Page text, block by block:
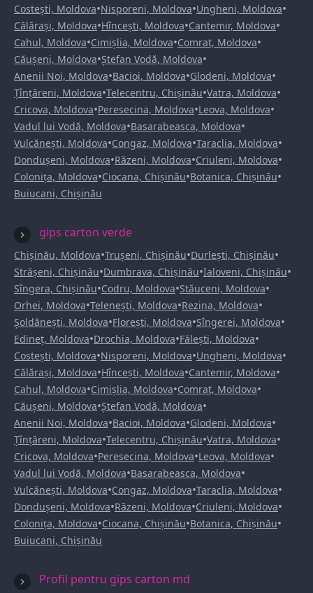
Costești, Moldova•Nisporeni, Moldova•Ungheni, Moldova•
Călărași, Moldova•Hîncești, Moldova•Cantemir, Moldova•
Cahul, Moldova•Cimișlia, Moldova•Comrat, Moldova•
Căușeni, Moldova•Ștefan Vodă, Moldova•
Anenii Noi, Moldova•Bacioi, Moldova•Glodeni, Moldova•
Țînțăreni, Moldova•Telecentru, Chișinău•Vatra, Moldova•
Cricova, Moldova•Peresecina, Moldova•Leova, Moldova•
Vadul lui Vodă, Moldova•Basarabeasca, Moldova•
Vulcănești, Moldova•Congaz, Moldova•Taraclia, Moldova•
Dondușeni, Moldova•Răzeni, Moldova•Criuleni, Moldova•
Colonița, Moldova•Ciocana, Chișinău•Botanica, Chișinău•
Buiucani, Chișinău
gips carton verde
Chișinău, Moldova•Trușeni, Chișinău•Durlești, Chișinău•
Strășeni, Chișinău•Dumbrava, Chișinău•Ialoveni, Chișinău•
Sîngera, Chișinău•Codru, Moldova•Stăuceni, Moldova•
Orhei, Moldova•Telenești, Moldova•Rezina, Moldova•
Șoldănești, Moldova•Florești, Moldova•Sîngerei, Moldova•
Edineț, Moldova•Drochia, Moldova•Fălești, Moldova•
Costești, Moldova•Nisporeni, Moldova•Ungheni, Moldova•
Călărași, Moldova•Hîncești, Moldova•Cantemir, Moldova•
Cahul, Moldova•Cimișlia, Moldova•Comrat, Moldova•
Căușeni, Moldova•Ștefan Vodă, Moldova•
Anenii Noi, Moldova•Bacioi, Moldova•Glodeni, Moldova•
Țînțăreni, Moldova•Telecentru, Chișinău•Vatra, Moldova•
Cricova, Moldova•Peresecina, Moldova•Leova, Moldova•
Vadul lui Vodă, Moldova•Basarabeasca, Moldova•
Vulcănești, Moldova•Congaz, Moldova•Taraclia, Moldova•
Dondușeni, Moldova•Răzeni, Moldova•Criuleni, Moldova•
Colonița, Moldova•Ciocana, Chișinău•Botanica, Chișinău•
Buiucani, Chișinău
Profil pentru gips carton md